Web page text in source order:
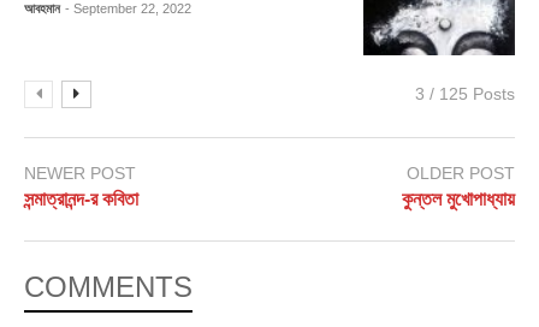
আবহমান - September 22, 2022
3 / 125 Posts
NEWER POST
সন্মাত্রানন্দ-র কবিতা
OLDER POST
কুন্তল মুখোপাধ্যায়
COMMENTS